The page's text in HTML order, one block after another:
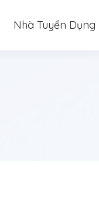
Nhà Tuyển Dụng